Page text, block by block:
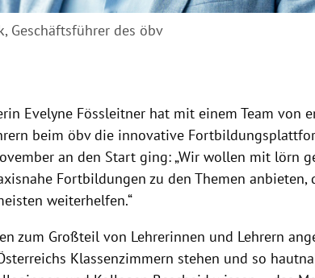
Geschäftsführer des öbv
Evelyne Fössleitner hat mit einem Team von
beim öbv die innovative
an den Start ging: „Wir wollen mit lörn
Fortbildungen zu den Themen anbieten,
weiterhelfen.“
zum Großteil von Lehrerinnen und Lehrern
Klassenzimmern stehen und so